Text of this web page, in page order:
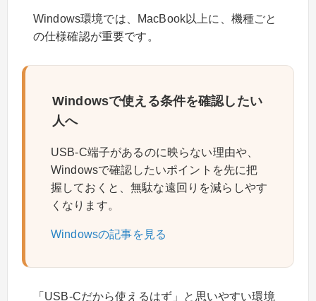
Windows環境では、MacBook以上に、機種ごと
の仕様確認が重要です。
Windowsで使える条件を確認したい
人へ
USB-C端子があるのに映らない理由や、
Windowsで確認したいポイントを先に把
握しておくと、無駄な遠回りを減らしやす
くなります。
Windowsの記事を見る
「USB-Cだから使えるはず」と思いやすい環境